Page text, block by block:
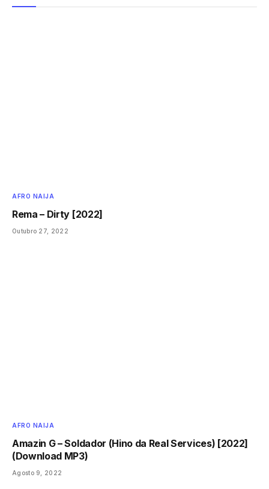
AFRO NAIJA
Rema – Dirty [2022]
Outubro 27, 2022
AFRO NAIJA
Amazin G – Soldador (Hino da Real Services) [2022]
(Download MP3)
Agosto 9, 2022